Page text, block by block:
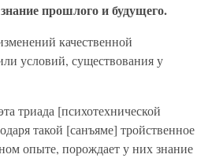
прошлого и будущего.
качественной
условий, существования у
триада [психотехнической
такой [санъяме] тройственное
опыте, порождает у них знание